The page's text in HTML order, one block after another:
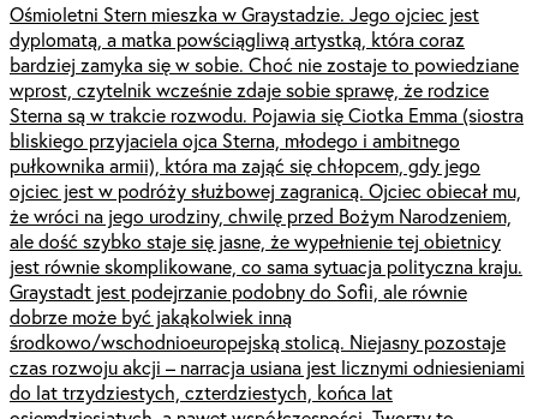
Ośmioletni Stern mieszka w Graystadzie. Jego ojciec jest
dyplomatą, a matka powściągliwą artystką, która coraz
bardziej zamyka się w sobie. Choć nie zostaje to powiedziane
wprost, czytelnik wcześnie zdaje sobie sprawę, że rodzice
Sterna są w trakcie rozwodu. Pojawia się Ciotka Emma (siostra
bliskiego przyjaciela ojca Sterna, młodego i ambitnego
pułkownika armii), która ma zająć się chłopcem, gdy jego
ojciec jest w podróży służbowej zagranicą. Ojciec obiecał mu,
że wróci na jego urodziny, chwilę przed Bożym Narodzeniem,
ale dość szybko staje się jasne, że wypełnienie tej obietnicy
jest równie skomplikowane, co sama sytuacja polityczna kraju.
Graystadt jest podejrzanie podobny do Sofii, ale równie
dobrze może być jakąkolwiek inną
środkowo/wschodnioeuropejską stolicą. Niejasny pozostaje
czas rozwoju akcji – narracja usiana jest licznymi odniesieniami
do lat trzydziestych, czterdziestych, końca lat